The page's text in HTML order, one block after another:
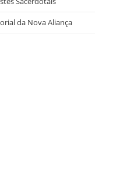
da Nova Aliança